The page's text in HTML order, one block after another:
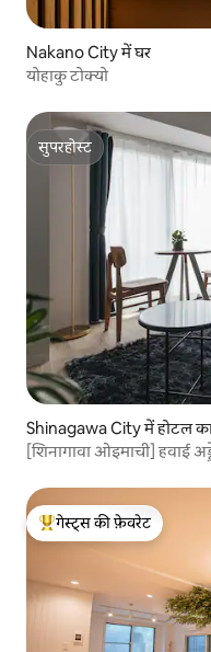
Nakano City में घर
योहाकु टोक्यो
सुपरहोस्ट
सुपरहोस्ट
Shinagawa City में होटल
[शिनागावा ओइमाची] हवाई
गेस्ट्स का टॉप फ़ेवरेट
गेस्ट्स की फ़ेवरेट